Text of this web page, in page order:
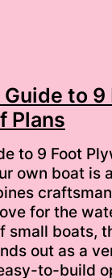
to 9
Plans
to 9 Foot
own boat is
for the
small boats,
out as a
to-build